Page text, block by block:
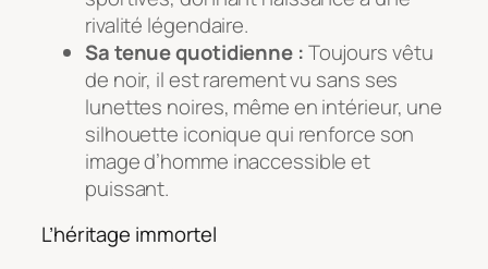
rivalité légendaire.
Sa tenue quotidienne :Toujours vêtu
de noir, il est rarement vu sans ses
lunettes noires, même en intérieur, une
silhouette iconique qui renforce son
image d’homme inaccessible et
puissant.
L’héritage immortel